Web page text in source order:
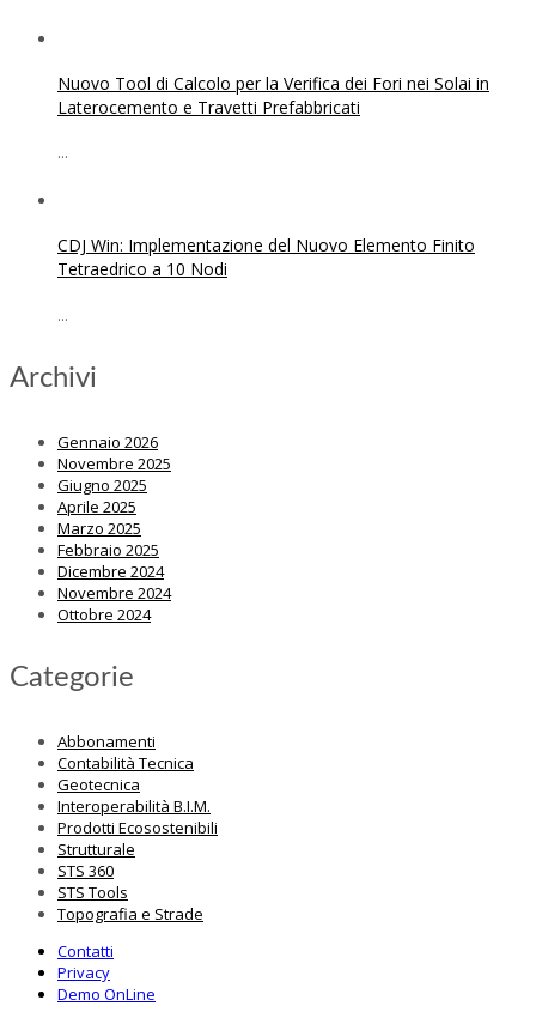
Nuovo Tool di Calcolo per la Verifica dei Fori nei Solai in
Laterocemento e Travetti Prefabbricati
...
CDJ Win: Implementazione del Nuovo Elemento Finito
Tetraedrico a 10 Nodi
...
Archivi
Gennaio 2026
Novembre 2025
Giugno 2025
Aprile 2025
Marzo 2025
Febbraio 2025
Dicembre 2024
Novembre 2024
Ottobre 2024
Categorie
Abbonamenti
Contabilità Tecnica
Geotecnica
Interoperabilità B.I.M.
Prodotti Ecosostenibili
Strutturale
STS 360
STS Tools
Topografia e Strade
Contatti
Privacy
Demo OnLine